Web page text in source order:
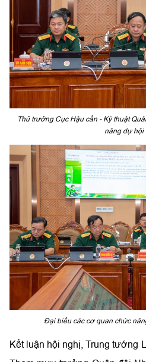
Thủ trưởng Cục Hậu cần - Kỹ thuật
năng dự hội
Đại biểu các cơ quan chức
Kết luận hội nghị, Trung tướng